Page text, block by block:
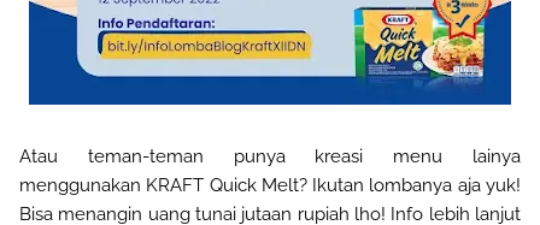
Atau teman-teman punya kreasi menu lainya
menggunakan KRAFT Quick Melt? Ikutan lombanya aja yuk!
Bisa menangin uang tunai jutaan rupiah lho! Info lebih lanjut